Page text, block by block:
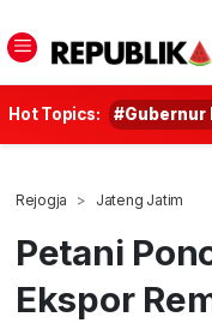
Hot Topics: #Gubernur
Rejogja Jateng Jatim
Petani
Ekspor